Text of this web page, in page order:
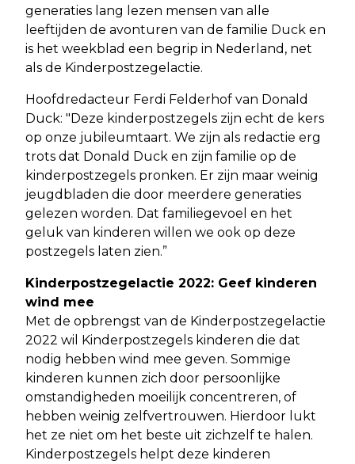
generaties lang lezen mensen van alle
leeftijden de avonturen van de familie Duck en
is het weekblad een begrip in Nederland, net
als de Kinderpostzegelactie.
Hoofdredacteur Ferdi Felderhof van Donald
Duck: "Deze kinderpostzegels zijn echt de kers
op onze jubileumtaart. We zijn als redactie erg
trots dat Donald Duck en zijn familie op de
kinderpostzegels pronken. Er zijn maar weinig
jeugdbladen die door meerdere generaties
gelezen worden. Dat familiegevoel en het
geluk van kinderen willen we ook op deze
postzegels laten zien.”
Kinderpostzegelactie 2022: Geef kinderen
wind mee
Met de opbrengst van de Kinderpostzegelactie
2022 wil Kinderpostzegels kinderen die dat
nodig hebben wind mee geven. Sommige
kinderen kunnen zich door persoonlijke
omstandigheden moeilijk concentreren, of
hebben weinig zelfvertrouwen. Hierdoor lukt
het ze niet om het beste uit zichzelf te halen.
Kinderpostzegels helpt deze kinderen